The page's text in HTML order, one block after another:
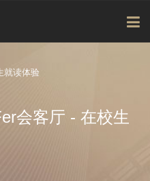
就读体验
会客厅 - 在校生